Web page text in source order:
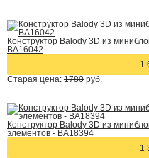
Конструктор Balody 3D из
BA16042
1
Старая цена: 1780 руб.
Конструктор Balody 3D из
элементов - BA18394
1